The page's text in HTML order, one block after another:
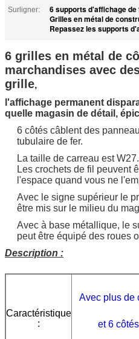
Surligner: 6 supports d'affichage
Grilles en métal de
Repassez les supports
6 grilles en métal de
marchandises avec
grille,
l'affichage permanent
quelle magasin de détail,
6 côtés câblent des
tubulaire de fer.
La taille de carreau est
Les crochets de fil peuvent
l'espace quand vous ne
Avec le signe supérieur le
être mis sur le milieu du
Avec à base métallique, le
peut être équipé des roues
Description :
Caractéristique
:
Avec plus de
et 6